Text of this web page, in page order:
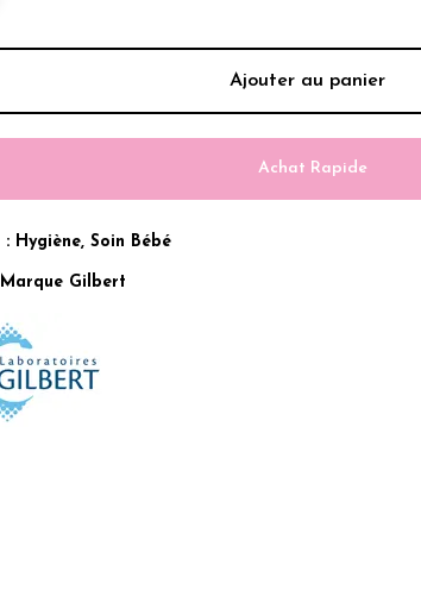
Ajouter au panier
Achat Rapide
: Hygiène, Soin Bébé
Gilbert